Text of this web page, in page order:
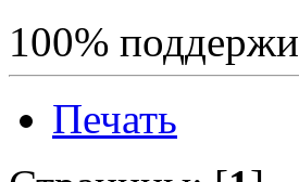
100%
Печать